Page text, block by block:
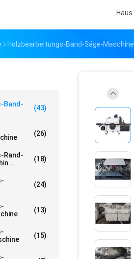
Haus
Holzbearbeitungs-Band-Säge-Maschine
Band-
(43)
(26)
Rand-
(18)
(24)
(13)
(15)